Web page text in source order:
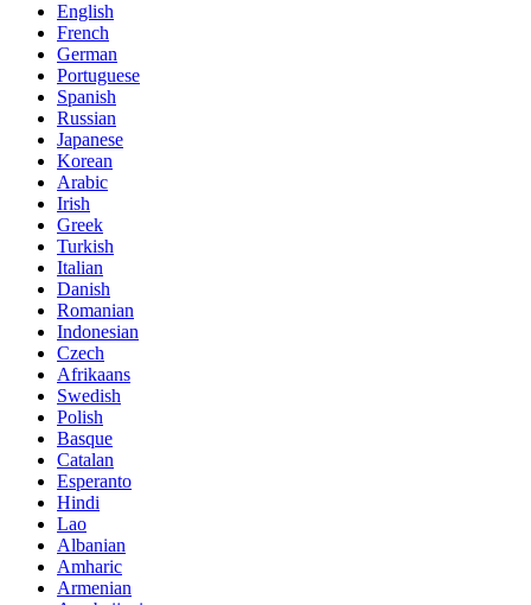
English
French
German
Portuguese
Spanish
Russian
Japanese
Korean
Arabic
Irish
Greek
Turkish
Italian
Danish
Romanian
Indonesian
Czech
Afrikaans
Swedish
Polish
Basque
Catalan
Esperanto
Hindi
Lao
Albanian
Amharic
Armenian